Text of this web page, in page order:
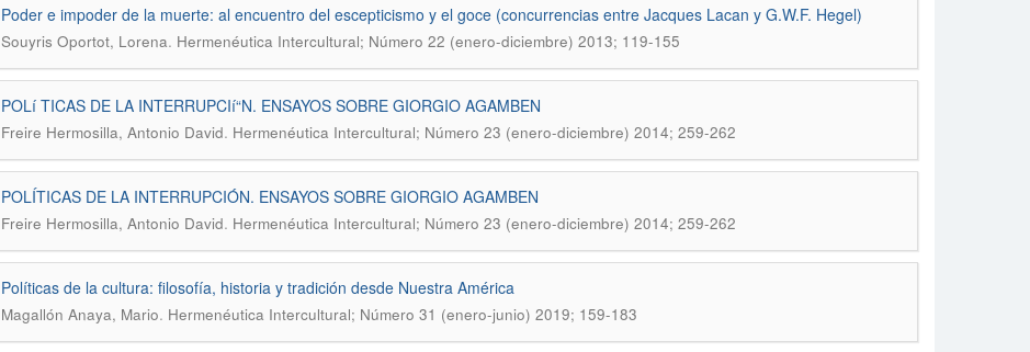
Poder e impoder de la muerte: al encuentro del escepticismo y el goce (concurrencias entre Jacques Lacan y G.W.F. Hegel)
Souyris Oportot, Lorena. Hermenéutica Intercultural; Número 22 (enero-diciembre) 2013; 119-155
POLí TICAS DE LA INTERRUPCIí“N. ENSAYOS SOBRE GIORGIO AGAMBEN
Freire Hermosilla, Antonio David. Hermenéutica Intercultural; Número 23 (enero-diciembre) 2014; 259-262
POLÍTICAS DE LA INTERRUPCIÓN. ENSAYOS SOBRE GIORGIO AGAMBEN
Freire Hermosilla, Antonio David. Hermenéutica Intercultural; Número 23 (enero-diciembre) 2014; 259-262
Polí­ticas de la cultura: filosofí­a, historia y tradición desde Nuestra América
Magallón Anaya, Mario. Hermenéutica Intercultural; Número 31 (enero-junio) 2019; 159-183